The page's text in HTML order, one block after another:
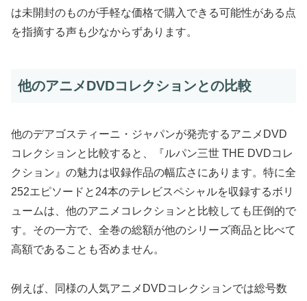
は未開封のものが手軽な価格で購入できる可能性がある点
を指摘する声も少なからずあります。
他のアニメDVDコレクションとの比較
他のデアゴスティーニ・ジャパンが発売するアニメDVD
コレクションと比較すると、『ルパン三世 THE DVDコレ
クション』の魅力は収録作品の幅広さにあります。特に全
252エピソードと24本のテレビスペシャルを収録するボリ
ュームは、他のアニメコレクションと比較しても圧倒的で
す。その一方で、全巻の総額が他のシリーズ商品と比べて
高額であることも否めません。
例えば、同様の人気アニメDVDコレクションでは総号数